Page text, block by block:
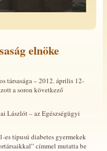
elnöke
társasága – 2012. április 12-
a soron következő
Lászlót – az Egészségügyi
es típusú diabetes gyermekek
címmel mutatta be